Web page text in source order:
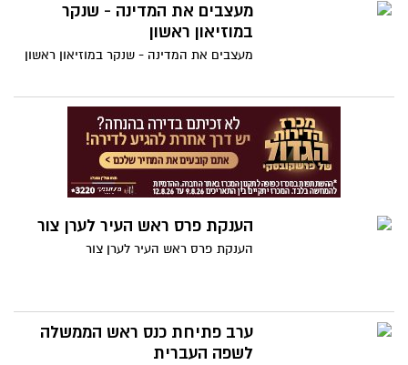
מעצבים את המדינה - שנקר
במוזיאון ראשון
מעצבים את המדינה - שנקר במוזיאון ראשון
הענקת פרס ראש העיר לערן צור
הענקת פרס ראש העיר לערן צור
ערב פתיחת כנס ראש הממשלה
לשפה העברית